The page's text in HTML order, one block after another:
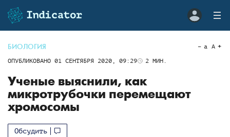
БИОЛОГИЯ
ОПУБЛИКОВАНО 01 СЕНТЯБРЯ 2020, 09:29 2 МИН.
a A
Ученые выяснили, как
микротрубочки перемещают
хромосомы
Обсудить